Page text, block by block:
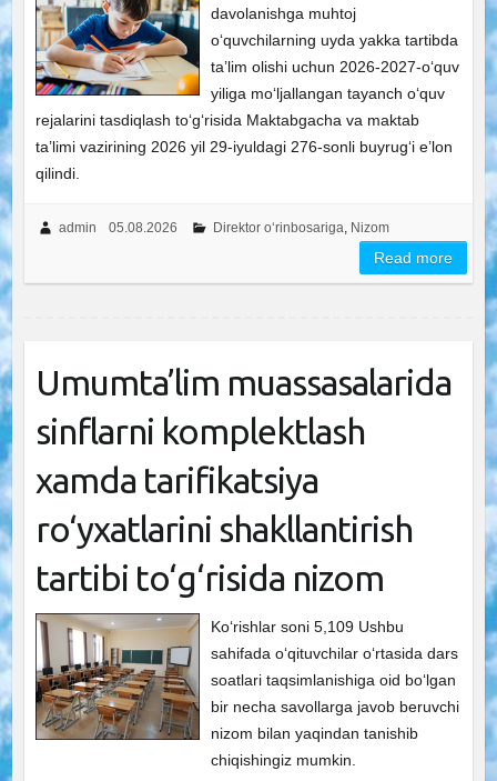
davolanishga muhtoj
o‘quvchilarning uyda yakka tartibda
ta’lim olishi uchun 2026-2027-o‘quv
yiliga mo‘ljallangan tayanch o‘quv
rejalarini tasdiqlash to‘g‘risida Maktabgacha va maktab
ta’limi vazirining 2026 yil 29-iyuldagi 276-sonli buyrug‘i e’lon
qilindi.
admin 05.08.2026 Direktor o‘rinbosariga, Nizom
Read more
Umumta’lim muassasalarida
sinflarni komplektlash
xamda tarifikatsiya
ro‘yxatlarini shakllantirish
tartibi to‘g‘risida nizom
Ko‘rishlar soni 5,109 Ushbu
sahifada o‘qituvchilar o‘rtasida dars
soatlari taqsimlanishiga oid bo‘lgan
bir necha savollarga javob beruvchi
nizom bilan yaqindan tanishib
chiqishingiz mumkin.